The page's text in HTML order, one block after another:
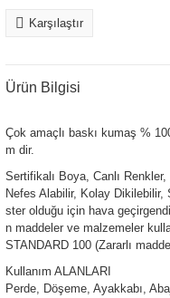
Karşılaştır
Ürün Bilgisi
Çok amaçlı baskı kumaş %
m dir.
Sertifikalı Boya, Canlı
Nefes Alabilir, Kolay
ster olduğu için hava
n maddeler ve malzemeler
STANDARD 100 (Zararlı
Kullanım ALANLARI
Perde, Döşeme, Ayakkabı,